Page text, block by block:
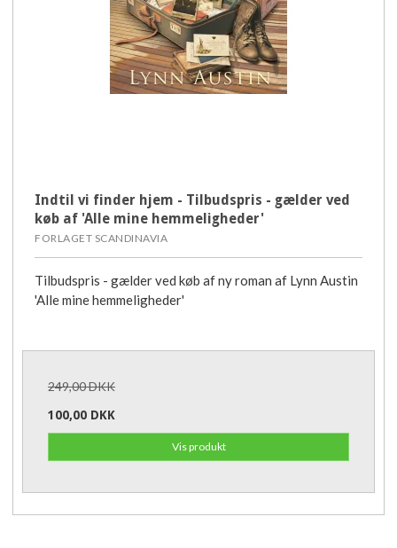
Indtil vi finder hjem - Tilbudspris - gælder ved
køb af 'Alle mine hemmeligheder'
FORLAGET SCANDINAVIA
Tilbudspris - gælder ved køb af ny roman af Lynn Austin
'Alle mine hemmeligheder'
249,00 DKK
100,00 DKK
Vis produkt